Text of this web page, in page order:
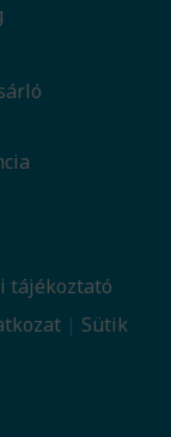
tájékoztató
Sütik